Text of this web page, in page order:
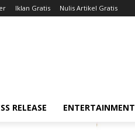
Iklan Gratis Nulis Artikel Gratis
RELEASE ENTERTAINMENT